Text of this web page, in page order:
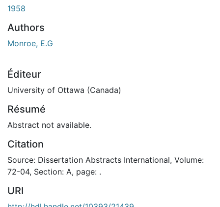
1958
Authors
Monroe, E.G
Éditeur
University of Ottawa (Canada)
Résumé
Abstract not available.
Citation
Source: Dissertation Abstracts International, Volume:
72-04, Section: A, page: .
URI